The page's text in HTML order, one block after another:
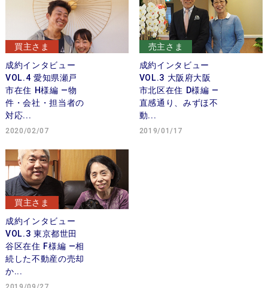
買主さま
成約インタビュー
VOL.4 愛知県瀬戸
市在住 H様編 —物
件・会社・担当者の
対応...
2020/02/07
売主さま
成約インタビュー
VOL.3 大阪府大阪
市北区在住 D様編 —
直感通り、みずほ不
動...
2019/01/17
買主さま
成約インタビュー
VOL.3 東京都世田
谷区在住 F様編 —相
続した不動産の売却
か...